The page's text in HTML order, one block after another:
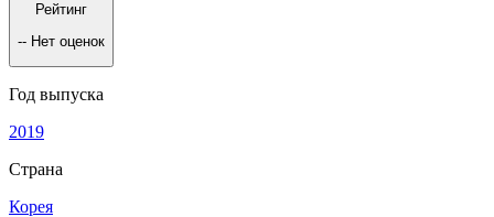
Рейтинг
-- Нет оценок
Год выпуска
2019
Страна
Корея